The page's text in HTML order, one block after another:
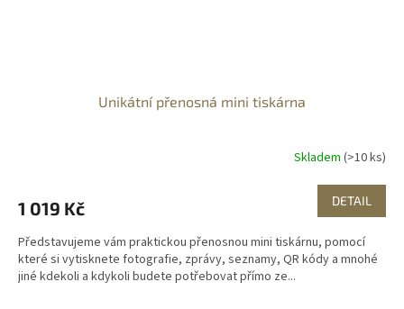
Unikátní přenosná mini tiskárna
Skladem (>10 ks)
1 019 Kč DETAIL
Představujeme vám praktickou přenosnou mini tiskárnu, pomocí
které si vytisknete fotografie, zprávy, seznamy, QR kódy a mnohé
jiné kdekoli a kdykoli budete potřebovat přímo ze...